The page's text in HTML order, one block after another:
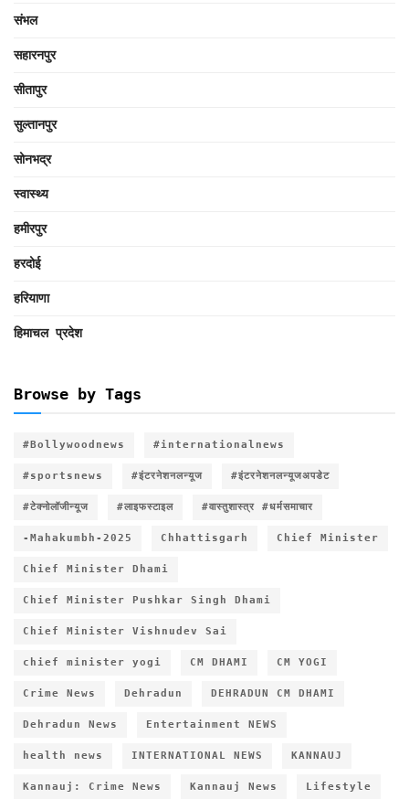
संभल
सहारनपुर
सीतापुर
सुल्तानपुर
सोनभद्र
स्वास्थ्य
हमीरपुर
हरदोई
हरियाणा
हिमाचल प्रदेश
Browse by Tags
#Bollywoodnews #internationalnews
#sportsnews #इंटरनेशनलन्यूज #इंटरनेशनलन्यूजअपडेट
#टेक्नोलॉजीन्यूज #लाइफस्टाइल #वास्तुशास्त्र #धर्मसमाचार
-Mahakumbh-2025 Chhattisgarh Chief Minister
Chief Minister Dhami
Chief Minister Pushkar Singh Dhami
Chief Minister Vishnudev Sai
chief minister yogi CM DHAMI CM YOGI
Crime News Dehradun DEHRADUN CM DHAMI
Dehradun News Entertainment NEWS
health news INTERNATIONAL NEWS KANNAUJ
Kannauj: Crime News Kannauj News Lifestyle